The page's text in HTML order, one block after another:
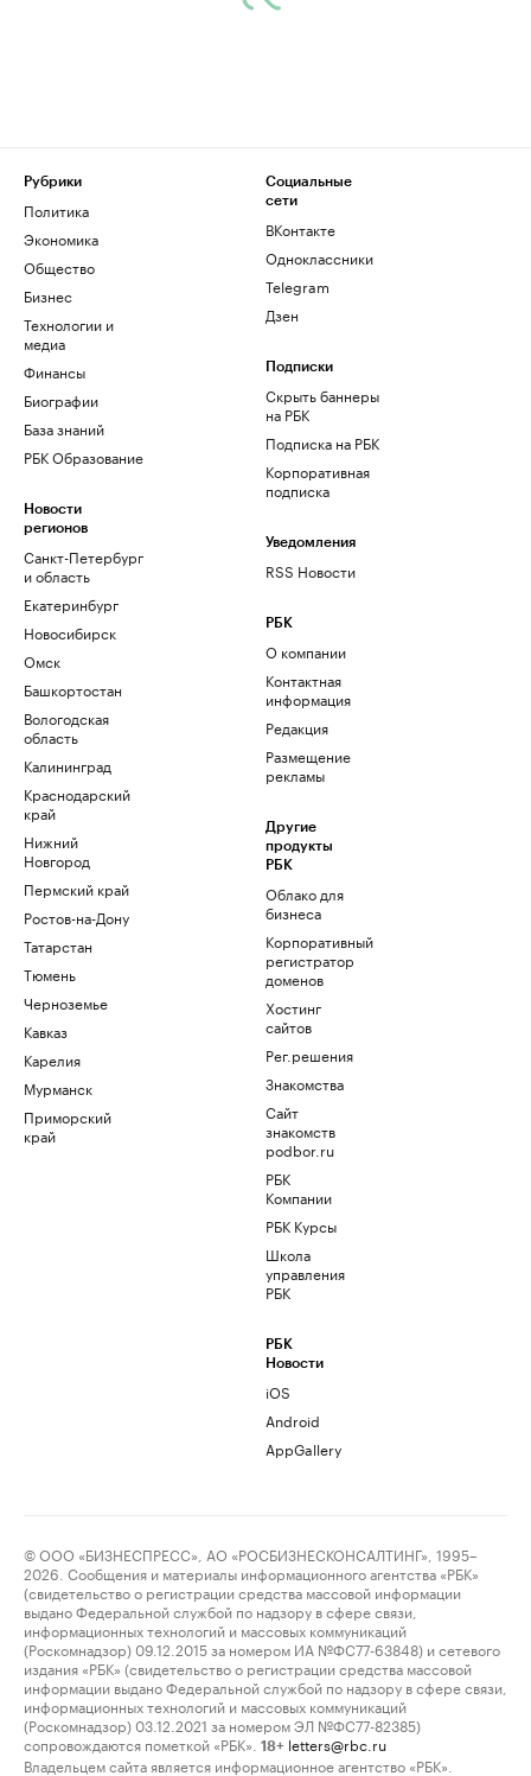
Рубрики
Политика
Экономика
Общество
Бизнес
Технологии и
медиа
Финансы
Биографии
База знаний
РБК Образование
Новости
регионов
Санкт-Петербург
и область
Екатеринбург
Новосибирск
Омск
Башкортостан
Вологодская
область
Калининград
Краснодарский
край
Нижний
Новгород
Пермский край
Ростов-на-Дону
Татарстан
Тюмень
Черноземье
Кавказ
Карелия
Мурманск
Приморский
край
Социальные
сети
ВКонтакте
Одноклассники
Telegram
Дзен
Подписки
Скрыть баннеры
на РБК
Подписка на РБК
Корпоративная
подписка
Уведомления
RSS Новости
РБК
О компании
Контактная
информация
Редакция
Размещение
рекламы
Другие
продукты
РБК
Облако для
бизнеса
Корпоративный
регистратор
доменов
Хостинг
сайтов
Рег.решения
Знакомства
Сайт
знакомств
podbor.ru
РБК
Компании
РБК Курсы
Школа
управления
РБК
РБК
Новости
iOS
Android
AppGallery
© ООО «БИЗНЕСПРЕСС», АО «РОСБИЗНЕСКОНСАЛТИНГ», 1995–
2026. Сообщения и материалы информационного агентства «РБК»
(свидетельство о регистрации средства массовой информации
выдано Федеральной службой по надзору в сфере связи,
информационных технологий и массовых коммуникаций
(Роскомнадзор) 09.12.2015 за номером ИА №ФС77-63848) и сетевого
издания «РБК» (свидетельство о регистрации средства массовой
информации выдано Федеральной службой по надзору в сфере связи,
информационных технологий и массовых коммуникаций
(Роскомнадзор) 03.12.2021 за номером ЭЛ №ФС77-82385)
сопровождаются пометкой «РБК».
18+ letters@rbc.ru
Владельцем сайта является информационное агентство «РБК».